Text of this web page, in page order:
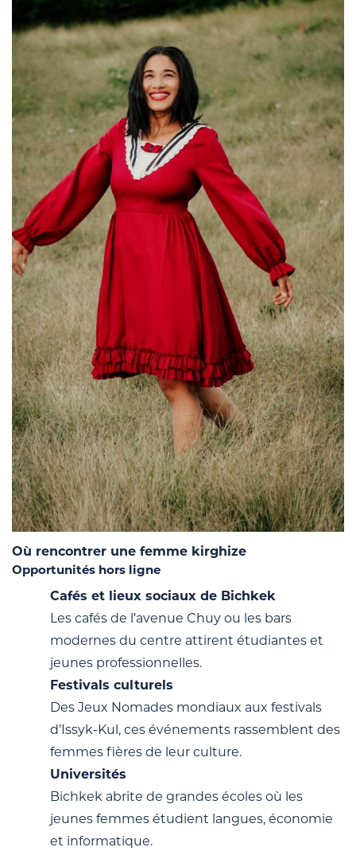
Où rencontrer une femme kirghize
Opportunités hors ligne
Cafés et lieux sociaux de Bichkek
Les cafés de l’avenue Chuy ou les bars
modernes du centre attirent étudiantes et
jeunes professionnelles.
Festivals culturels
Des Jeux Nomades mondiaux aux festivals
d’Issyk-Kul, ces événements rassemblent des
femmes fières de leur culture.
Universités
Bichkek abrite de grandes écoles où les
jeunes femmes étudient langues, économie
et informatique.